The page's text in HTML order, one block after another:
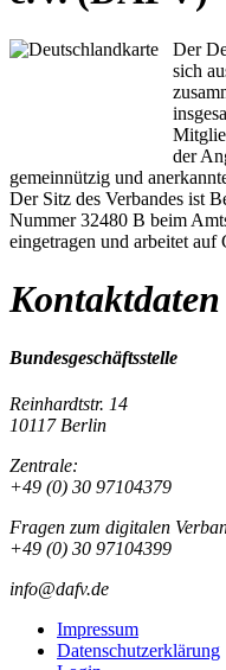
Der
sich
der
gemeinnützig und
Der Sitz des Verbandes ist
Nummer 32480 B beim
eingetragen und arbeitet auf
Kontaktdaten
Bundesgeschäftsstelle
Reinhardtstr. 14
10117 Berlin
Zentrale:
+49 (0) 30 97104379
Fragen zum digitalen
+49 (0) 30 97104399
info@dafv.de
Impressum
Datenschutzerklärung